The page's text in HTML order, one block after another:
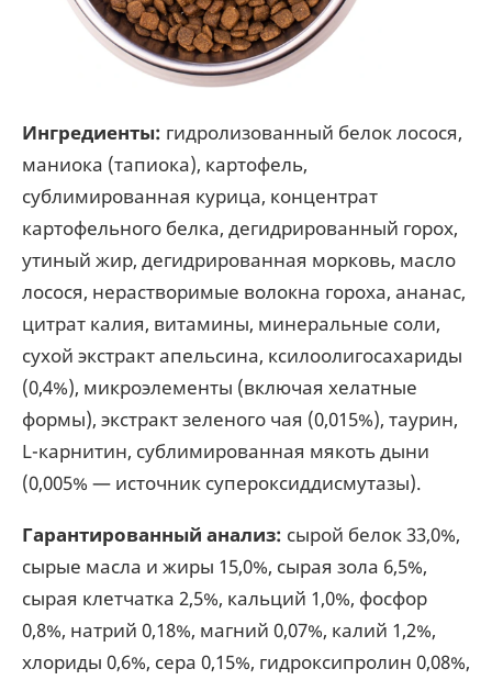
Ингредиенты: гидролизованный белок лосося,
маниока (тапиока), картофель,
сублимированная курица, концентрат
картофельного белка, дегидрированный горох,
утиный жир, дегидрированная морковь, масло
лосося, нерастворимые волокна гороха, ананас,
цитрат калия, витамины, минеральные соли,
сухой экстракт апельсина, ксилоолигосахариды
(0,4%), микроэлементы (включая хелатные
формы), экстракт зеленого чая (0,015%), таурин,
L-карнитин, сублимированная мякоть дыни
(0,005% — источник супероксиддисмутазы).
Гарантированный анализ: сырой белок 33,0%,
сырые масла и жиры 15,0%, сырая зола 6,5%,
сырая клетчатка 2,5%, кальций 1,0%, фосфор
0,8%, натрий 0,18%, магний 0,07%, калий 1,2%,
хлориды 0,6%, сера 0,15%, гидроксипролин 0,08%,